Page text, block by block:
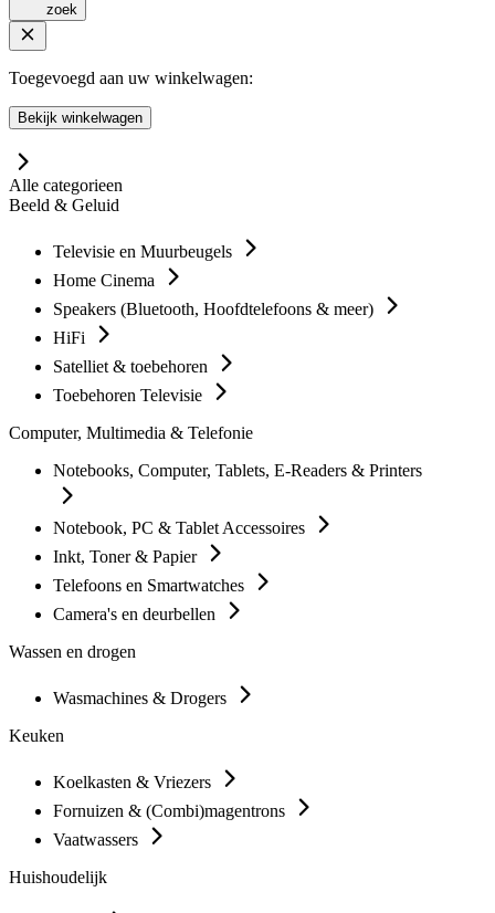
zoek
Toegevoegd aan uw winkelwagen:
Bekijk winkelwagen
Alle categorieen
Beeld & Geluid
Televisie en Muurbeugels
Home Cinema
Speakers (Bluetooth, Hoofdtelefoons & meer)
HiFi
Satelliet & toebehoren
Toebehoren Televisie
Computer, Multimedia & Telefonie
Notebooks, Computer, Tablets, E-Readers & Printers
Notebook, PC & Tablet Accessoires
Inkt, Toner & Papier
Telefoons en Smartwatches
Camera's en deurbellen
Wassen en drogen
Wasmachines & Drogers
Keuken
Koelkasten & Vriezers
Fornuizen & (Combi)magentrons
Vaatwassers
Huishoudelijk